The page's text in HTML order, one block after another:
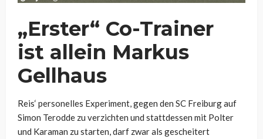
„Erster“ Co-Trainer
ist allein Markus
Gellhaus
Reis‘ personelles Experiment, gegen den SC Freiburg auf
Simon Terodde zu verzichten und stattdessen mit Polter
und Karaman zu starten, darf zwar als gescheitert